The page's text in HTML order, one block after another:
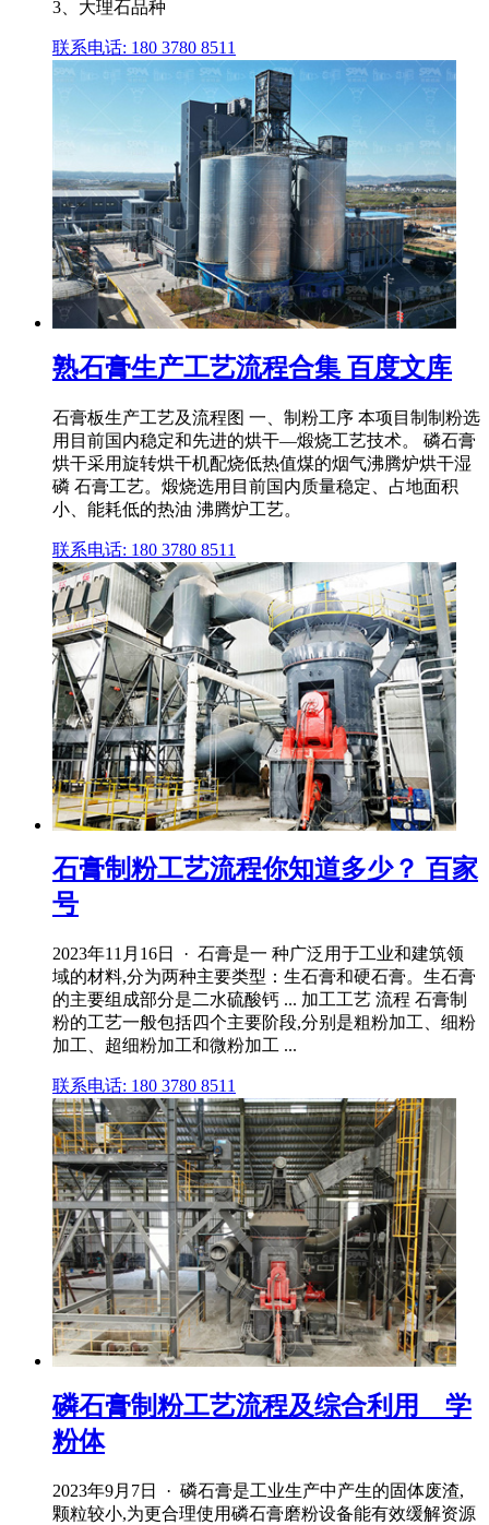
3、大理石品种
联系电话: 180 3780 8511
熟石膏生产工艺流程合集 百度文库
石膏板生产工艺及流程图 一、制粉工序 本项目制制粉选
用目前国内稳定和先进的烘干—煅烧工艺技术。 磷石膏
烘干采用旋转烘干机配烧低热值煤的烟气沸腾炉烘干湿
磷 石膏工艺。煅烧选用目前国内质量稳定、占地面积
小、能耗低的热油 沸腾炉工艺。
联系电话: 180 3780 8511
石膏制粉工艺流程你知道多少？ 百家
号
2023年11月16日 · 石膏是一 种广泛用于工业和建筑领
域的材料,分为两种主要类型：生石膏和硬石膏。生石膏
的主要组成部分是二水硫酸钙 ... 加工工艺 流程 石膏制
粉的工艺一般包括四个主要阶段,分别是粗粉加工、细粉
加工、超细粉加工和微粉加工 ...
联系电话: 180 3780 8511
磷石膏制粉工艺流程及综合利用 _ 学
粉体
2023年9月7日 · 磷石膏是工业生产中产生的固体废渣,
颗粒较小,为更合理使用磷石膏磨粉设备能有效缓解资源